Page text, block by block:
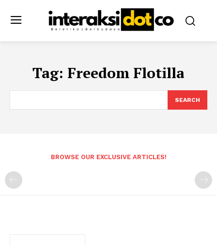
Tag: Freedom Flotilla
SEARCH
BROWSE OUR EXCLUSIVE ARTICLES!